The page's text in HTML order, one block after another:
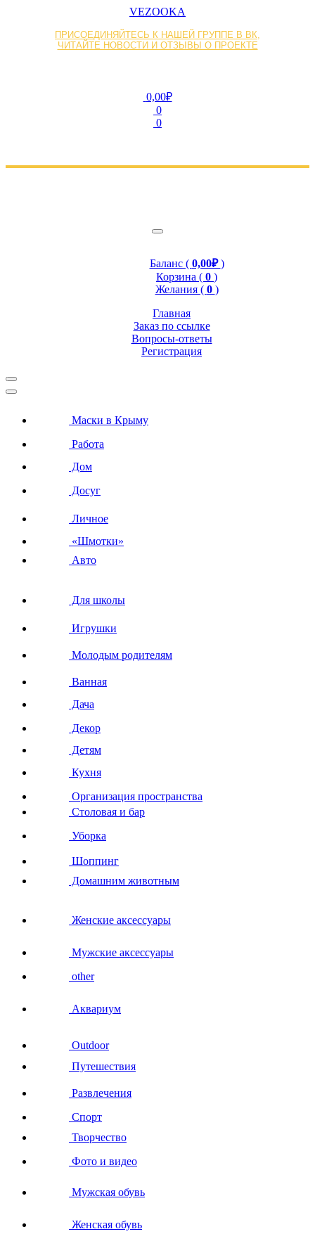
VEZOOKA
ПРИСОЕДИНЯЙТЕСЬ К НАШЕЙ ГРУППЕ В ВК,
ЧИТАЙТЕ НОВОСТИ И ОТЗЫВЫ О ПРОЕКТЕ
0,00₽
0
0
Баланс ( 0,00₽)
Корзина ( 0 )
Желания ( 0 )
Главная
Заказ по ссылке
Вопросы-ответы
Регистрация
Маски в Крыму
Работа
Дом
Досуг
Личное
«Шмотки»
Авто
Для школы
Игрушки
Молодым родителям
Ванная
Дача
Декор
Детям
Кухня
Организация пространства
Столовая и бар
Уборка
Шоппинг
Домашним животным
Женские аксессуары
Мужские аксессуары
other
Аквариум
Outdoor
Путешествия
Развлечения
Спорт
Творчество
Фото и видео
Мужская обувь
Женская обувь